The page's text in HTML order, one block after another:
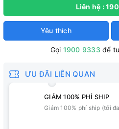
Liên hệ :
Yêu thích
Gọi 1900 9333 để
ƯU ĐÃI LIÊN QUAN
GIẢM 100% PHÍ SHIP
Giảm 100% phí ship (tối